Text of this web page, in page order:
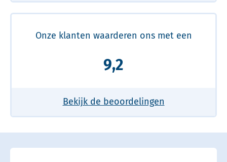
Onze klanten waarderen ons met een
9,2
Bekijk de beoordelingen